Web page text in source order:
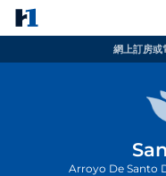
網上訂房或
Arroyo De Santo